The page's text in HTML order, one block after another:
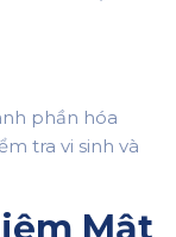
phần hóa
tra vi sinh và